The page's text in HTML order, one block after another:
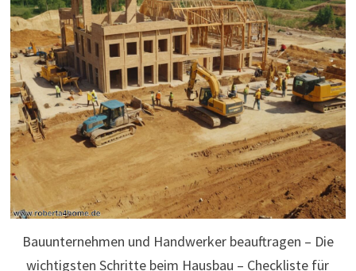
Bauunternehmen und Handwerker beauftragen – Die
wichtigsten Schritte beim Hausbau – Checkliste für